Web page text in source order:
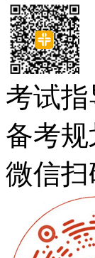
考试
备考
微信